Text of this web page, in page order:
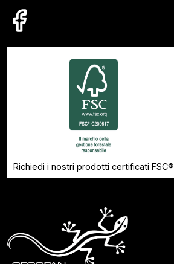
Richiedi i nostri prodotti certificati FSC®